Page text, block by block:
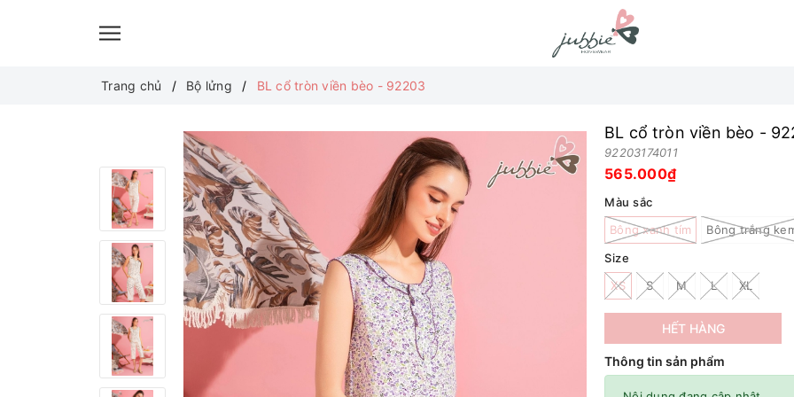
Trang chủ Bộ lửng BL cổ tròn viền bèo - 92203
BL cổ tròn viền bèo -
92203174011
565.000₫
Màu sắc
Bông xanh tím
Bông trắng
Size
XS
S M L XL
HẾT HÀNG
Thông tin sản phẩm